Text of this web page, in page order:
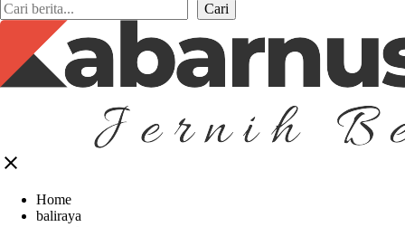
Cari
close
Home
baliraya